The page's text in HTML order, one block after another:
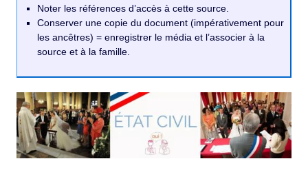
Noter les références d’accès à cette source.
Conserver une copie du document (impérativement pour
les ancêtres) = enregistrer le média et l’associer à la
source et à la famille.